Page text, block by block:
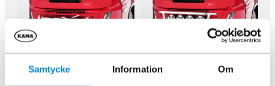
Samtycke Information Om